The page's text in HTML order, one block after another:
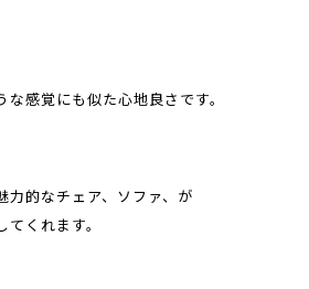
感覚にも似た心地良さです。
力的なチェア、ソファ、が
くれます。